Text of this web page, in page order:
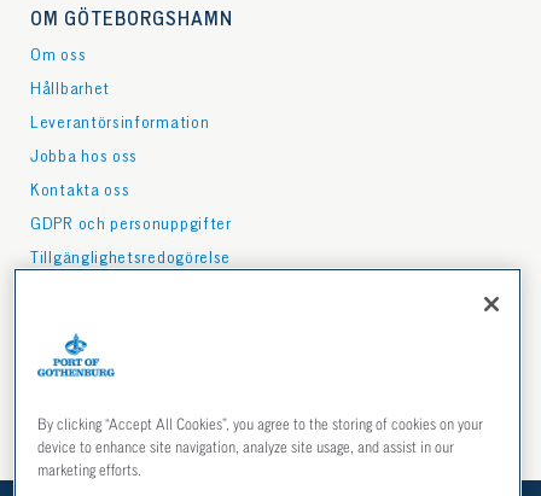
OM GÖTEBORGSHAMN
Om oss
Hållbarhet
Leverantörsinformation
Jobba hos oss
Kontakta oss
GDPR och personuppgifter
Tillgänglighetsredogörelse
Nyhetsbrev
Publikationer
By clicking “Accept All Cookies”, you agree to the storing of cookies on your
device to enhance site navigation, analyze site usage, and assist in our
marketing efforts.